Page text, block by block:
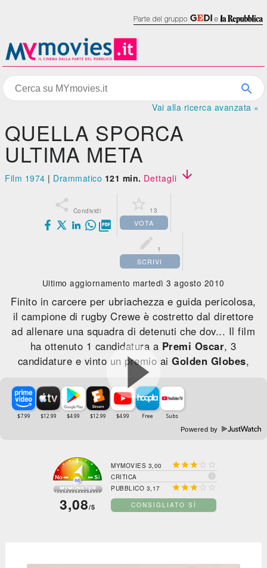
Vai alla ricerca avanzata »
QUELLA SPORCA
ULTIMA META
Film 1974 | Drammatico 121 min. Dettagli 
 Condividi

 13
VOTA
 1
SCRIVI
Ultimo aggiornamento martedì 3 agosto 2010
Finito in carcere per ubriachezza e guida pericolosa,
il campione di rugby Crewe è costretto dal direttore
ad allenare una squadra di detenuti che dov... Il film
ha ottenuto 1 candidatura a Premi Oscar, 3
candidature e vinto un premio aiGolden Globes,
Powered by
3,08/5
MYMOVIES 3,00   
CRITICA 
PUBBLICO 3,17   
CONSIGLIATO SÌ